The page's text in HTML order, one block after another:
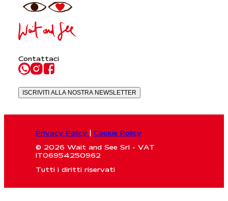
Contattaci
ISCRIVITI ALLA NOSTRA NEWSLETTER
Privacy Policy
Cookie Policy
© 2026 Wait and See Srl - VAT
IT06954250962
Tutti i diritti riservati